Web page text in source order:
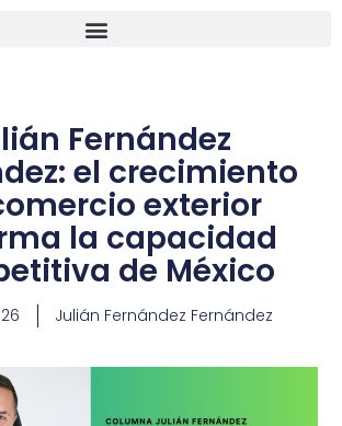
Fernández
el crecimiento
exterior
la capacidad
de México
Julián Fernández Fernández